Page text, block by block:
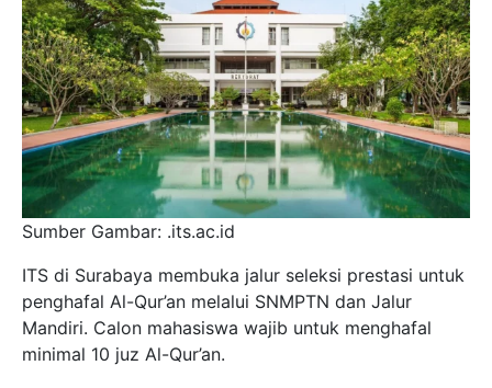
Sumber Gambar: .its.ac.id
ITS di Surabaya membuka jalur seleksi prestasi untuk
penghafal Al-Qur’an melalui SNMPTN dan Jalur
Mandiri. Calon mahasiswa wajib untuk menghafal
minimal 10 juz Al-Qur’an.